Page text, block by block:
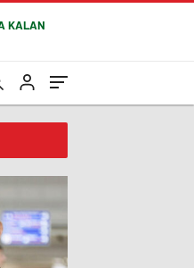
KALAN